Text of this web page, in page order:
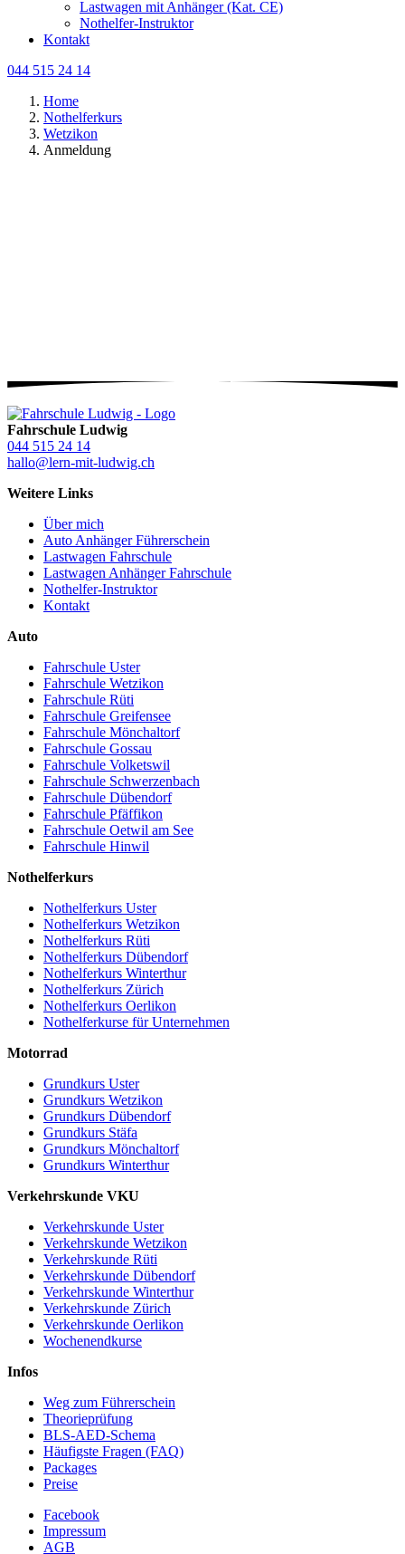
Lastwagen mit Anhänger (Kat. CE)
Nothelfer-Instruktor
Kontakt
044 515 24 14
Home
Nothelferkurs
Wetzikon
Anmeldung
Fahrschule Ludwig
044 515 24 14
hallo@lern-mit-ludwig.ch
Weitere Links
Über mich
Auto Anhänger Führerschein
Lastwagen Fahrschule
Lastwagen Anhänger Fahrschule
Nothelfer-Instruktor
Kontakt
Auto
Fahrschule Uster
Fahrschule Wetzikon
Fahrschule Rüti
Fahrschule Greifensee
Fahrschule Mönchaltorf
Fahrschule Gossau
Fahrschule Volketswil
Fahrschule Schwerzenbach
Fahrschule Dübendorf
Fahrschule Pfäffikon
Fahrschule Oetwil am See
Fahrschule Hinwil
Nothelferkurs
Nothelferkurs Uster
Nothelferkurs Wetzikon
Nothelferkurs Rüti
Nothelferkurs Dübendorf
Nothelferkurs Winterthur
Nothelferkurs Zürich
Nothelferkurs Oerlikon
Nothelferkurse für Unternehmen
Motorrad
Grundkurs Uster
Grundkurs Wetzikon
Grundkurs Dübendorf
Grundkurs Stäfa
Grundkurs Mönchaltorf
Grundkurs Winterthur
Verkehrskunde VKU
Verkehrskunde Uster
Verkehrskunde Wetzikon
Verkehrskunde Rüti
Verkehrskunde Dübendorf
Verkehrskunde Winterthur
Verkehrskunde Zürich
Verkehrskunde Oerlikon
Wochenendkurse
Infos
Weg zum Führerschein
Theorieprüfung
BLS-AED-Schema
Häufigste Fragen (FAQ)
Packages
Preise
Facebook
Impressum
AGB